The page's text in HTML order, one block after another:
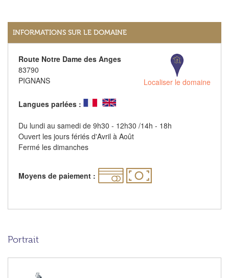
INFORMATIONS SUR LE DOMAINE
Route Notre Dame des Anges
83790
PIGNANS
Localiser le domaine
Langues parlées :
Du lundi au samedi de 9h30 - 12h30 /14h - 18h
Ouvert les jours fériés d'Avril à Août
Fermé les dimanches
Moyens de paiement :
Portrait